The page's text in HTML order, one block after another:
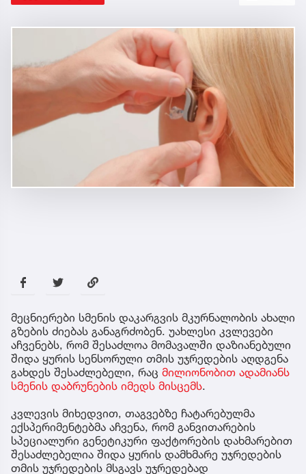
მეცნიერები სმენის დაკარგვის მკურნალობის ახალი
გზების ძიებას განაგრძობენ. უახლესი კვლევები
აჩვენებს, რომ შესაძლოა მომავალში დაზიანებული
შიდა ყურის სენსორული თმის უჯრედების აღდგენა
გახდეს შესაძლებელი, რაც მილიონობით ადამიანს
სმენის დაბრუნების იმედს მისცემს.
კვლევის მიხედვით, თაგვებზე ჩატარებულმა
ექსპერიმენტებმა აჩვენა, რომ განვითარების
სპეციალური გენეტიკური ფაქტორების დახმარებით
შესაძლებელია შიდა ყურის დამხმარე უჯრედების
თმის უჯრედების მსგავს უჯრედებად